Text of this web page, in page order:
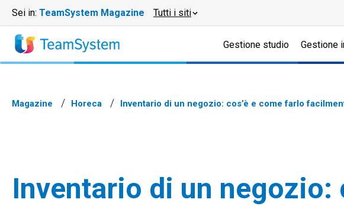
Sei in: TeamSystem Magazine Tutti i siti
Gestione studio Gestione
Magazine Horeca Inventario di un negozio: cos’è e come farlo
Inventario di un negozio: